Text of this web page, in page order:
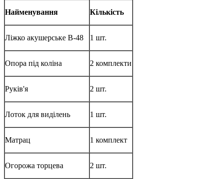
Найменування Кількість
Ліжко акушерське B-48 1 шт.
Опора під коліна 2 комплекти
Руків'я 2 шт.
Лоток для виділень 1 шт.
Матрац 1 комплект
Огорожа торцева 2 шт.